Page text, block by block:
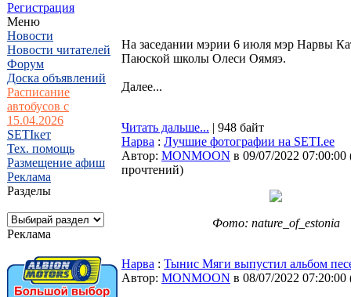
Регистрация
Меню
Новости
Новости читателей
Форум
Доска объявлений
Расписание
автобусов с
15.04.2026
SETIкет
Тех. помощь
Размещение афиш
Реклама
Разделы
Реклама
На заседании мэрии 6 июля мэр Нарвы
Паюской школы Олеси Оямяэ.
Далее...
Читать дальше... | 948 байт
Нарва : Лучшие фотографии на SETI.ee
Автор: MONMOON в 09/07/2022 07:00:00
прочтений)
Фото: nature_of_estonia
Нарва : Тынис Мяги выпустил альбом
Автор: MONMOON в 08/07/2022 07:20:00